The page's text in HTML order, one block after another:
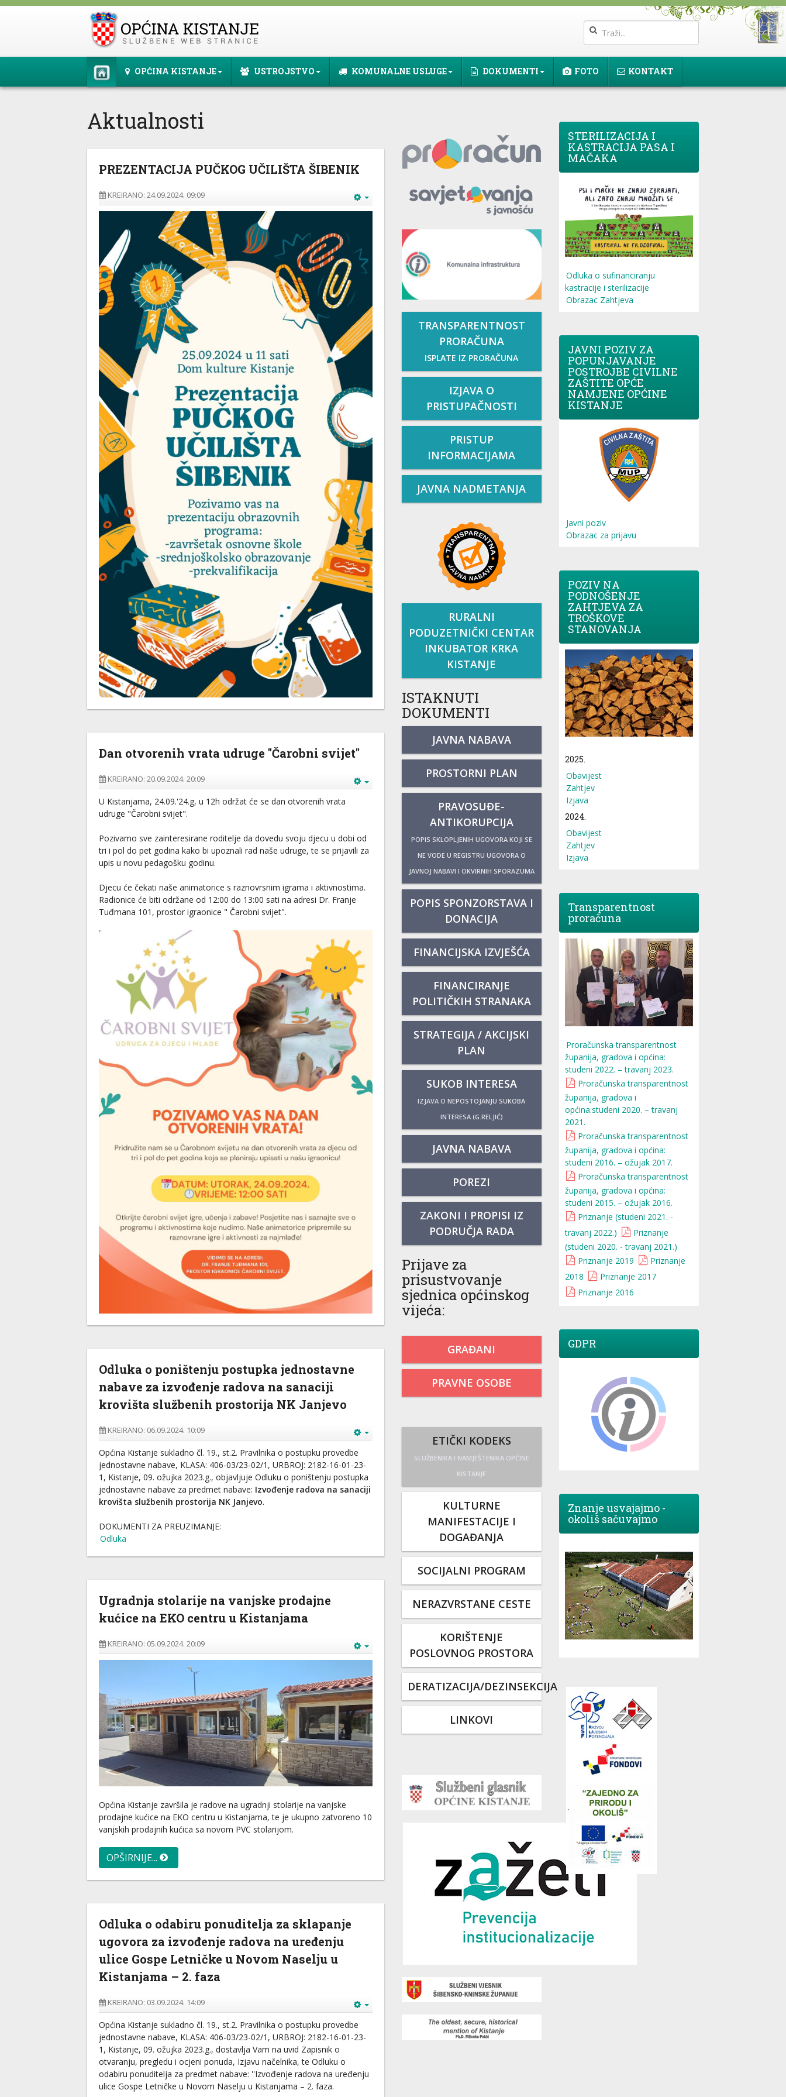
OPĆINA KISTANJE USTROJSTVO KOMUNALNE USLUGE DOKUMENTI FOTO KONTAKT
Aktualnosti
PREZENTACIJA PUČKOG UČILIŠTA ŠIBENIK
KREIRANO: 24.09.2024. 09:09
Dan otvorenih vrata udruge "Čarobni svijet"
KREIRANO: 20.09.2024. 20:09
U Kistanjama, 24.09.'24.g, u 12h održat će se dan otvorenih vrata
udruge "Čarobni svijet".
Pozivamo sve zainteresirane roditelje da dovedu svoju djecu u dobi od
tri i pol do pet godina kako bi upoznali rad naše udruge, te se prijavili za
upis u novu pedagošku godinu.
Djecu će čekati naše animatorice s raznovrsnim igrama i aktivnostima.
Radionice će biti održane od 12:00 do 13:00 sati na adresi Dr. Franje
Tuđmana 101, prostor igraonice " Čarobni svijet".
Odluka o poništenju postupka jednostavne
nabave za izvođenje radova na sanaciji
krovišta službenih prostorija NK Janjevo
KREIRANO: 06.09.2024. 10:09
Općina Kistanje sukladno čl. 19., st.2. Pravilnika o postupku provedbe
jednostavne nabave, KLASA: 406-03/23-02/1, URBROJ: 2182-16-01-23-
1, Kistanje, 09. ožujka 2023.g., objavljuje Odluku o poništenju postupka
jednostavne nabave za predmet nabave: Izvođenje radova na sanaciji
krovišta službenih prostorija NK Janjevo.
DOKUMENTI ZA PREUZIMANJE:
Odluka
Ugradnja stolarije na vanjske prodajne
kućice na EKO centru u Kistanjama
KREIRANO: 05.09.2024. 20:09
Općina Kistanje završila je radove na ugradnji stolarije na vanjske
prodajne kućice na EKO centru u Kistanjama, te je ukupno zatvoreno 10
vanjskih prodajnih kućica sa novom PVC stolarijom.
OPŠIRNIJE...
Odluka o odabiru ponuditelja za sklapanje
ugovora za izvođenje radova na uređenju
ulice Gospe Letničke u Novom Naselju u
Kistanjama – 2. faza
KREIRANO: 03.09.2024. 14:09
Općina Kistanje sukladno čl. 19., st.2. Pravilnika o postupku provedbe
jednostavne nabave, KLASA: 406-03/23-02/1, URBROJ: 2182-16-01-23-
1, Kistanje, 09. ožujka 2023.g., dostavlja Vam na uvid Zapisnik o
otvaranju, pregledu i ocjeni ponuda, Izjavu načelnika, te Odluku o
odabiru ponuditelja za predmet nabave: ''Izvođenje radova na uređenju
ulice Gospe Letničke u Novom Naselju u Kistanjama – 2. faza.
TRANSPARENTNOST
PRORAČUNA
ISPLATE IZ PRORAČUNA
IZJAVA O
PRISTUPAČNOSTI
PRISTUP
INFORMACIJAMA
JAVNA NADMETANJA
RURALNI
PODUZETNIČKI CENTAR
INKUBATOR KRKA
KISTANJE
ISTAKNUTI
DOKUMENTI
JAVNA NABAVA
PROSTORNI PLAN
PRAVOSUĐE-
ANTIKORUPCIJA
POPIS SKLOPLJENIH UGOVORA KOJI SE
NE VODE U REGISTRU UGOVORA O
JAVNOJ NABAVI I OKVIRNIH SPORAZUMA
POPIS SPONZORSTAVA I
DONACIJA
FINANCIJSKA IZVJEŠĆA
FINANCIRANJE
POLITIČKIH STRANAKA
STRATEGIJA / AKCIJSKI
PLAN
SUKOB INTERESA
IZJAVA O NEPOSTOJANJU SUKOBA
INTERESA (G.RELJIĆ)
JAVNA NABAVA
POREZI
ZAKONI I PROPISI IZ
PODRUČJA RADA
Prijave za
prisustvovanje
sjednica općinskog
vijeća:
GRAĐANI
PRAVNE OSOBE
ETIČKI KODEKS
SLUŽBENIKA I NAMJEŠTENIKA OPĆINE
KISTANJE
KULTURNE
MANIFESTACIJE I
DOGAĐANJA
SOCIJALNI PROGRAM
NERAZVRSTANE CESTE
KORIŠTENJE
POSLOVNOG PROSTORA
DERATIZACIJA/DEZINSEKCIJA
LINKOVI
STERILIZACIJA I
KASTRACIJA PASA I
MAČAKA
Odluka o sufinanciranju
kastracije i sterilizacije
Obrazac Zahtjeva
JAVNI POZIV ZA
POPUNJAVANJE
POSTROJBE CIVILNE
ZAŠTITE OPĆE
NAMJENE OPĆINE
KISTANJE
Javni poziv
Obrazac za prijavu
POZIV NA
PODNOŠENJE
ZAHTJEVA ZA
TROŠKOVE
STANOVANJA
2025.
Obavijest
Zahtjev
Izjava
2024.
Obavijest
Zahtjev
Izjava
Transparentnost
proračuna
Proračunska transparentnost
županija, gradova i općina:
studeni 2022. – travanj 2023.
Proračunska transparentnost
županija, gradova i
općina:studeni 2020. – travanj
2021.
Proračunska transparentnost
županija, gradova i općina:
studeni 2016. – ožujak 2017.
Proračunska transparentnost
županija, gradova i općina:
studeni 2015. – ožujak 2016.
Priznanje (studeni 2021. -
travanj 2022.)
Priznanje
(studeni 2020. - travanj 2021.)
Priznanje 2019
Priznanje
2018
Priznanje 2017
Priznanje 2016
GDPR
Znanje usvajajmo -
okoliš sačuvajmo